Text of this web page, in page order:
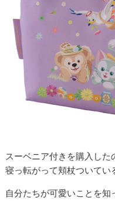
スーベニア付きを購入し
寝っ転がって頬杖ついてい
自分たちが可愛いことを